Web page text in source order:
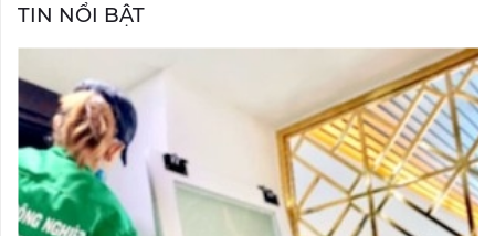
TIN NỔI BẬT